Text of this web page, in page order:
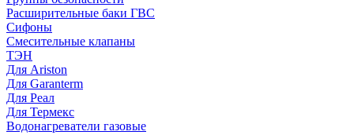
Расширительные баки ГВС
Сифоны
Смесительные клапаны
ТЭН
Для Ariston
Для Garanterm
Для Реал
Для Термекс
Водонагреватели газовые